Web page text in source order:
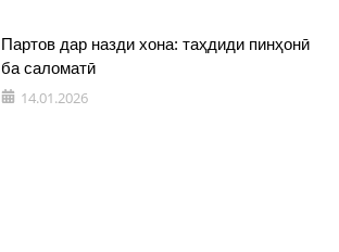
Партов дар назди хона: таҳдиди пинҳонӣ
ба саломатӣ
14.01.2026